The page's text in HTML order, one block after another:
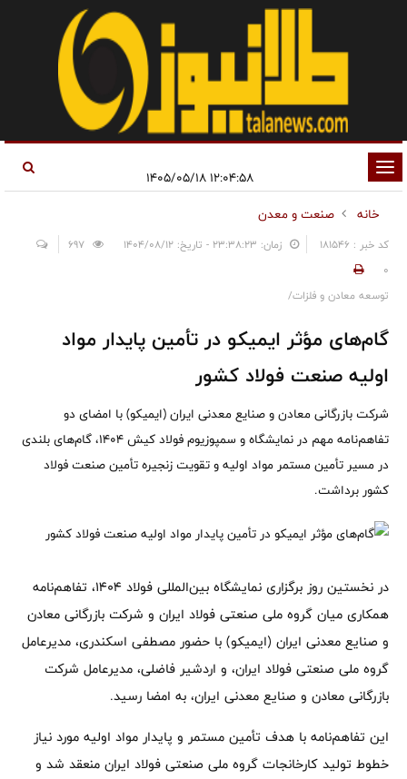
تغییر
وضعیت
ناوبری
۱۲:۰۴:۵۸ ۱۴۰۵/۰۵/۱۸
خانه
صنعت و معدن
کد خبر : 181546 زمان: ۲۳:۳۸:۲۳ - تاریخ: ۱۴۰۴/۰۸/۱۲
0
توسعه معادن و فلزات/
گام‌های مؤثر ایمیکو در تأمین پایدار مواد
اولیه صنعت فولاد کشور
شرکت بازرگانی معادن و صنایع معدنی ایران (ایمیکو) با امضای دو
تفاهم‌نامه مهم در نمایشگاه و سمپوزیوم فولاد کیش ۱۴۰۴، گام‌های بلندی
در مسیر تأمین مستمر مواد اولیه و تقویت زنجیره تأمین صنعت فولاد
کشور برداشت.
در نخستین روز برگزاری نمایشگاه بین‌المللی فولاد ۱۴۰۴، تفاهم‌نامه
همکاری میان گروه ملی صنعتی فولاد ایران و شرکت بازرگانی معادن
و صنایع معدنی ایران (ایمیکو) با حضور مصطفی اسکندری، مدیرعامل
گروه ملی صنعتی فولاد ایران، و اردشیر فاضلی، مدیرعامل شرکت
بازرگانی معادن و صنایع معدنی ایران، به امضا رسید.
این تفاهم‌نامه با هدف تأمین مستمر و پایدار مواد اولیه مورد نیاز
خطوط تولید کارخانجات گروه ملی صنعتی فولاد ایران منعقد شد و